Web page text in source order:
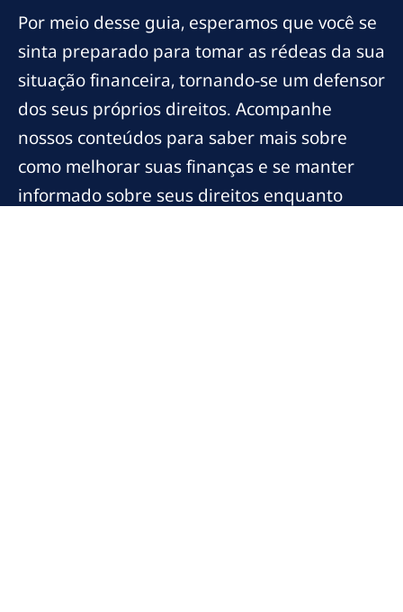
Por meio desse guia, esperamos que você se
sinta preparado para tomar as rédeas da sua
situação financeira, tornando-se um defensor
dos seus próprios direitos. Acompanhe
nossos conteúdos para saber mais sobre
como melhorar suas finanças e se manter
informado sobre seus direitos enquanto